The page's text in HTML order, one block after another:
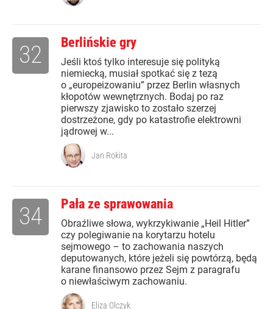
Berlińskie gry
Jeśli ktoś tylko interesuje się polityką
niemiecką, musiał spotkać się z tezą
o „europeizowaniu” przez Berlin własnych
kłopotów wewnętrznych. Bodaj po raz
pierwszy zjawisko to zostało szerzej
dostrzeżone, gdy po katastrofie elektrowni
jądrowej w...
32
Jan Rokita
Pała ze sprawowania
Obraźliwe słowa, wykrzykiwanie „Heil Hitler”
czy polegiwanie na korytarzu hotelu
sejmowego – to zachowania naszych
deputowanych, które jeżeli się powtórzą, będą
karane finansowo przez Sejm z paragrafu
o niewłaściwym zachowaniu.
34
Eliza Olczyk